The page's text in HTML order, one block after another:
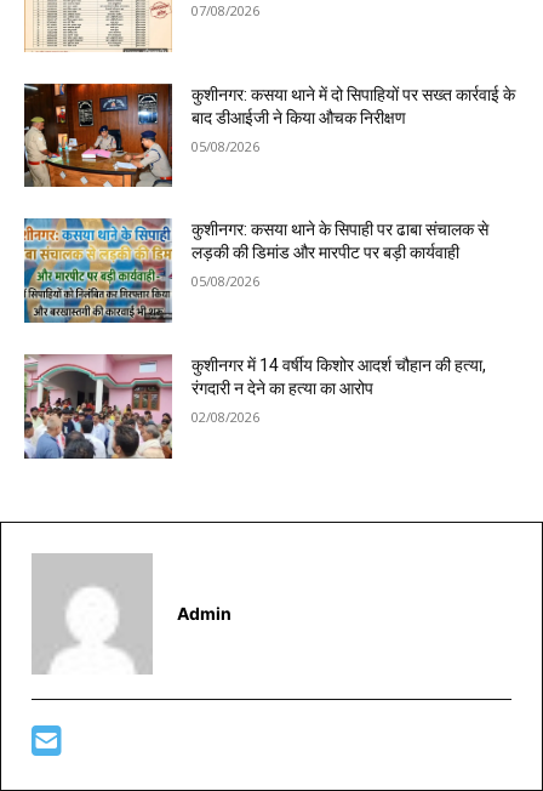
07/08/2026
कुशीनगर: कसया थाने में दो सिपाहियों पर सख्त कार्रवाई के
बाद डीआईजी ने किया औचक निरीक्षण
05/08/2026
कुशीनगर: कसया थाने के सिपाही पर ढाबा संचालक से
लड़की की डिमांड और मारपीट पर बड़ी कार्यवाही
05/08/2026
कुशीनगर में 14 वर्षीय किशोर आदर्श चौहान की हत्या,
रंगदारी न देने का हत्या का आरोप
02/08/2026
Admin